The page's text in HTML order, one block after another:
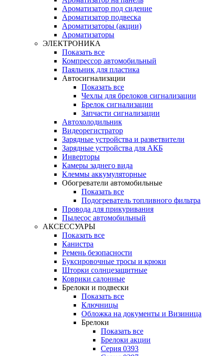
Ароматизатор под сидение
Ароматизатор подвеска
Ароматизаторы (акции)
Ароматизаторы
ЭЛЕКТРОНИКА
Показать все
Компрессор автомобильный
Паяльник для пластика
Автосигнализации
Показать все
Чехлы для брелоков сигнализации
Брелок сигнализации
Запчасти сигнализации
Автохолодильник
Видеорегистратор
Зарядные устройства и разветвители
Зарядные устройства для АКБ
Инверторы
Камеры заднего вида
Клеммы аккумуляторные
Обогреватели автомобильные
Показать все
Подогреватель топливного фильтра
Провода для прикуривания
Пылесос автомобильный
АКСЕССУАРЫ
Показать все
Канистра
Ремень безопасности
Буксировочные тросы и крюки
Шторки солнцезащитные
Коврики салонные
Брелоки и подвески
Показать все
Ключницы
Обложка на документы и Визиница
Брелоки
Показать все
Брелоки акции
Серия 0393